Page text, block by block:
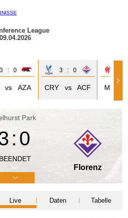
League
3 : 0
vs AZA
3 : 0
CRY vs ACF M05
Park
BEENDET
Florenz
Live Daten Tabelle